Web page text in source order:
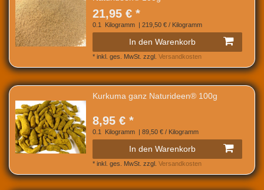
21,95 € *
0.1 Kilogramm | 219,50 € / Kilogramm
In den Warenkorb
* inkl. ges. MwSt. zzgl. Versandkosten
Kurkuma ganz Naturideen® 100g
8,95 € *
0.1 Kilogramm | 89,50 € / Kilogramm
In den Warenkorb
* inkl. ges. MwSt. zzgl. Versandkosten